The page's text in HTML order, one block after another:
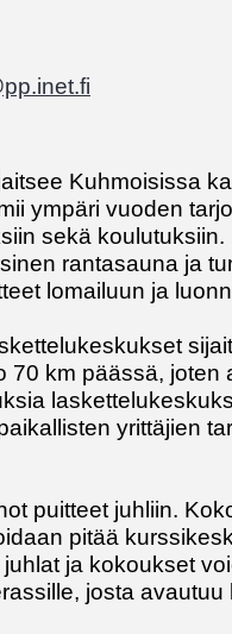
Kuhmoisissa
ympäri vuoden
sekä
rantasauna ja
lomailuun ja
70 km päässä, joten
yrittäjien
puitteet juhliin.
pitää
ja kokoukset
josta